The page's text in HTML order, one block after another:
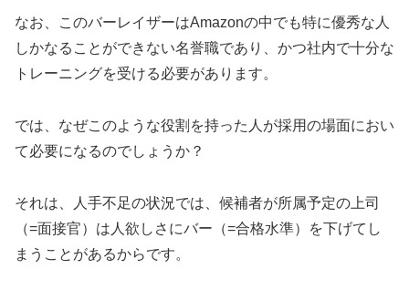
なお、このバーレイザーはAmazonの中でも特に優秀な人
しかなることができない名誉職であり、かつ社内で十分な
トレーニングを受ける必要があります。
では、なぜこのような役割を持った人が採用の場面におい
て必要になるのでしょうか？
それは、人手不足の状況では、候補者が所属予定の上司
（=面接官）は人欲しさにバー（=合格水準）を下げてし
まうことがあるからです。